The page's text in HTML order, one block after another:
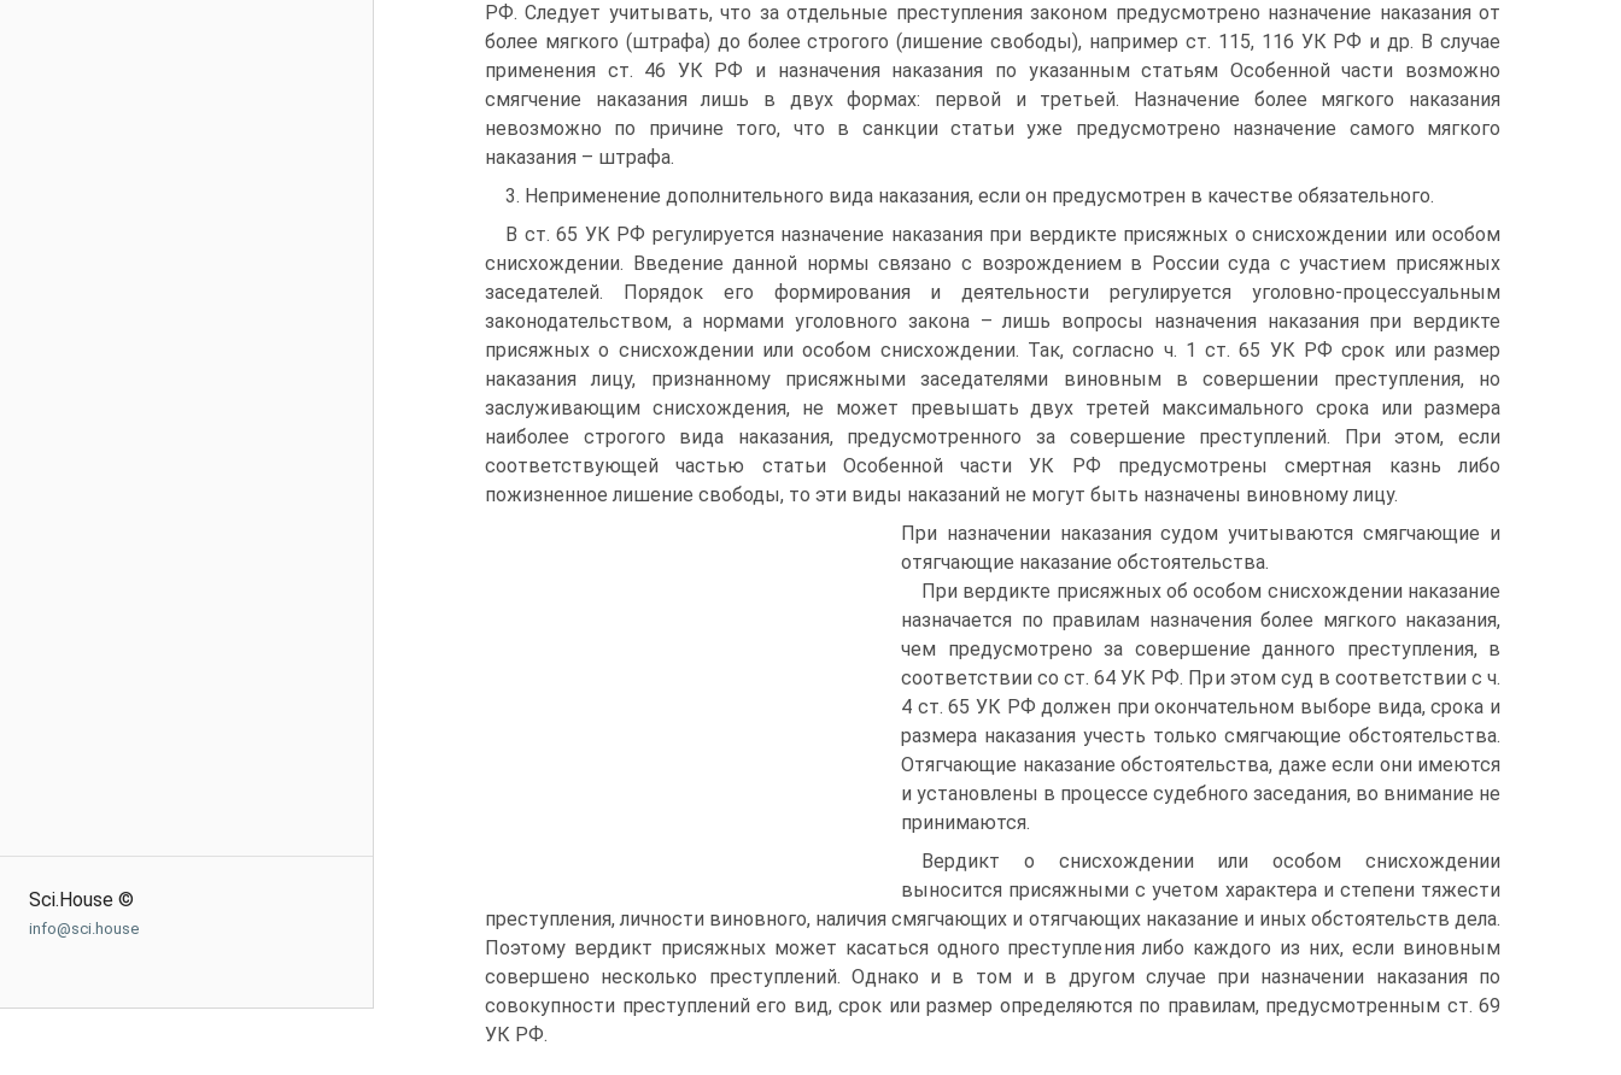
Sci.House ©
info@sci.house
РФ. Следует учитывать, что за отдельные преступления законом предусмотрено назначение наказания от
более мягкого (штрафа) до более строгого (лишение свободы), например ст. 115, 116 УК РФ и др. В случае
применения ст. 46 УК РФ и назначения наказания по указанным статьям Особенной части возможно
смягчение наказания лишь в двух формах: первой и третьей. Назначение более мягкого наказания
невозможно по причине того, что в санкции статьи уже предусмотрено назначение самого мягкого
наказания – штрафа.
3. Неприменение дополнительного вида наказания, если он предусмотрен в качестве обязательного.
В ст. 65 УК РФ регулируется назначение наказания при вердикте присяжных о снисхождении или особом
снисхождении. Введение данной нормы связано с возрождением в России суда с участием присяжных
заседателей. Порядок его формирования и деятельности регулируется уголовно-процессуальным
законодательством, а нормами уголовного закона – лишь вопросы назначения наказания при вердикте
присяжных о снисхождении или особом снисхождении. Так, согласно ч. 1 ст. 65 УК РФ срок или размер
наказания лицу, признанному присяжными заседателями виновным в совершении преступления, но
заслуживающим снисхождения, не может превышать двух третей максимального срока или размера
наиболее строгого вида наказания, предусмотренного за совершение преступлений. При этом, если
соответствующей частью статьи Особенной части УК РФ предусмотрены смертная казнь либо
пожизненное лишение свободы, то эти виды наказаний не могут быть назначены виновному лицу.
При назначении наказания судом учитываются смягчающие и
отягчающие наказание обстоятельства.
При вердикте присяжных об особом снисхождении наказание
назначается по правилам назначения более мягкого наказания,
чем предусмотрено за совершение данного преступления, в
соответствии со ст. 64 УК РФ. При этом суд в соответствии с ч.
4 ст. 65 УК РФ должен при окончательном выборе вида, срока и
размера наказания учесть только смягчающие обстоятельства.
Отягчающие наказание обстоятельства, даже если они имеются
и установлены в процессе судебного заседания, во внимание не
принимаются.
Вердикт о снисхождении или особом снисхождении
выносится присяжными с учетом характера и степени тяжести
преступления, личности виновного, наличия смягчающих и отягчающих наказание и иных обстоятельств дела.
Поэтому вердикт присяжных может касаться одного преступления либо каждого из них, если виновным
совершено несколько преступлений. Однако и в том и в другом случае при назначении наказания по
совокупности преступлений его вид, срок или размер определяются по правилам, предусмотренным ст. 69
УК РФ.